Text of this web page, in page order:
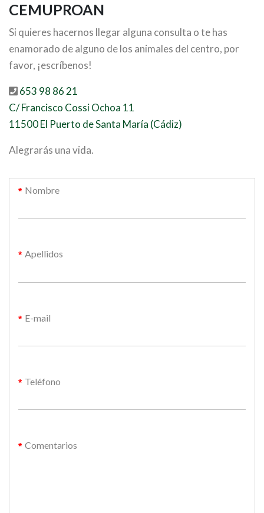
CEMUPROAN
Si quieres hacernos llegar alguna consulta o te has
enamorado de alguno de los animales del centro, por
favor, ¡escríbenos!
653 98 86 21
C/ Francisco Cossi Ochoa 11
11500 El Puerto de Santa María (Cádiz)
Alegrarás una vida.
Nombre
Apellidos
E-mail
Teléfono
Comentarios